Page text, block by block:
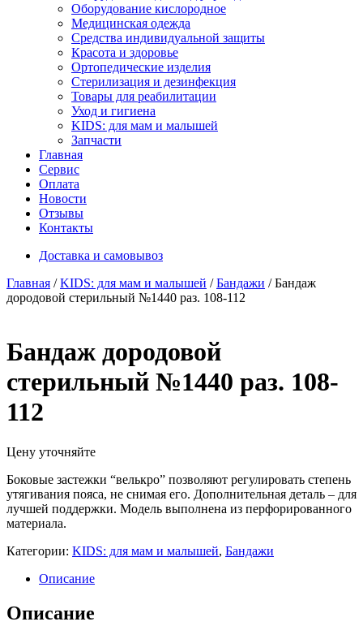
Оборудование кислородное
Медицинская одежда
Средства индивидуальной защиты
Красота и здоровье
Ортопедические изделия
Стерилизация и дезинфекция
Товары для реабилитации
Уход и гигиена
KIDS: для мам и малышей
Запчасти
Главная
Сервис
Оплата
Новости
Отзывы
Контакты
Доставка и самовывоз
Главная /KIDS: для мам и малышей /Бандажи / Бандаж
дородовой стерильный №1440 раз. 108-112
Бандаж дородовой
стерильный №1440 раз. 108-
112
Цену уточняйте
Боковые застежки “велькро” позволяют регулировать степень
утягивания пояса, не снимая его. Дополнительная деталь – для
лучшей поддержки. Модель выполнена из перфорированного
материала.
Категории: KIDS: для мам и малышей, Бандажи
Описание
Описание